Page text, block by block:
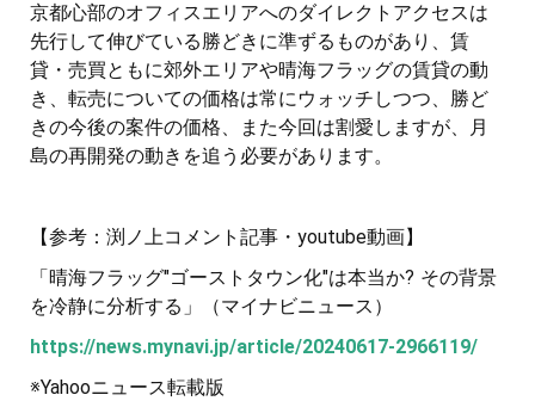
京都心部のオフィスエリアへのダイレクトアクセスは
先行して伸びている勝どきに準ずるものがあり、賃
貸・売買ともに郊外エリアや晴海フラッグの賃貸の動
き、転売についての価格は常にウォッチしつつ、勝ど
きの今後の案件の価格、また今回は割愛しますが、月
島の再開発の動きを追う必要があります。
【参考：渕ノ上コメント記事・youtube動画】
「晴海フラッグ"ゴーストタウン化"は本当か? その背景
を冷静に分析する」（マイナビニュース）
https://news.mynavi.jp/article/20240617-2966119/
※Yahooニュース転載版